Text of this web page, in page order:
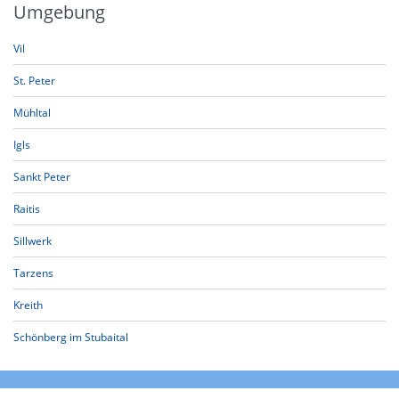
Umgebung
Vil
St. Peter
Mühltal
Igls
Sankt Peter
Raitis
Sillwerk
Tarzens
Kreith
Schönberg im Stubaital